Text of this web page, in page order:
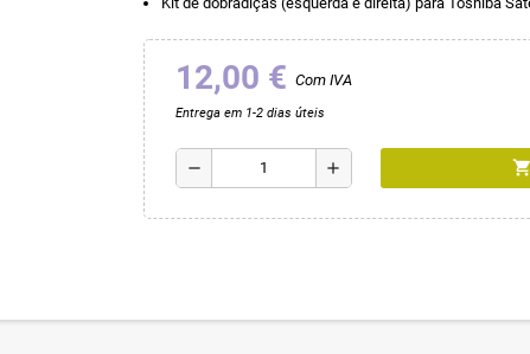
12,00 € Com IVA
Entrega em 1-2 dias úteis
remove add shopping_cart